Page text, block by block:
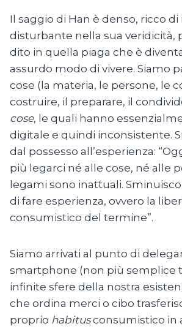
Il saggio di Han è denso, ricco di
disturbante nella sua veridicità,
dito in quella piaga che è
assurdo modo di vivere. Siamo
cose (la materia, le persone, le
costruire, il preparare, il
cose, le quali hanno
digitale e quindi inconsistente.
dal possesso all’esperienza:
più legarci né alle cose, né alle
legami sono inattuali.
di fare esperienza, ovvero la
consumistico del termine”.
Siamo arrivati al punto di
smartphone (non più semplice
infinite sfere della nostra
che ordina merci o cibo
proprio habitusconsumistico in